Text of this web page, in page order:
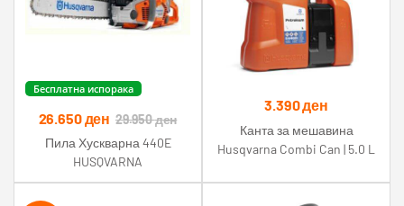
Бесплатна испорака
26.650ден 29.950ден
Пила Хускварна 440E
HUSQVARNA
3.390ден
Канта за мешавина
Husqvarna Combi Can | 5.0 L